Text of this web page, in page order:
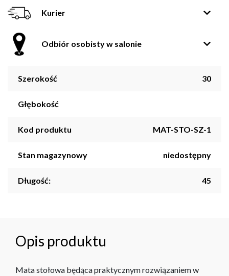
Kurier
Odbiór osobisty w salonie
Szerokość 30
Głębokość
Kod produktu MAT-STO-SZ-1
Stan magazynowy niedostępny
Długość: 45
Opis produktu
Mata stołowa będąca praktycznym rozwiązaniem w